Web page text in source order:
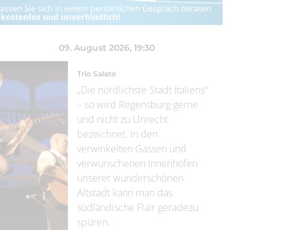
09. August 2026, 19:30
Trio Salato
„Die nördlichste Stadt Italiens“
– so wird Regensburg gerne
und nicht zu Unrecht
bezeichnet. In den
verwinkelten Gassen und
verwunschenen Innenhöfen
unserer wunderschönen
Altstadt kann man das
südländische Flair geradezu
spüren.